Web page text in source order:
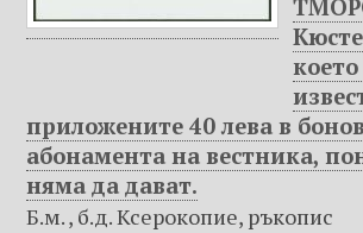
което
приложените 40 лева в
абонамента на вестника,
няма да дават.
Б.м. , б.д. Ксерокопие, ръкопис